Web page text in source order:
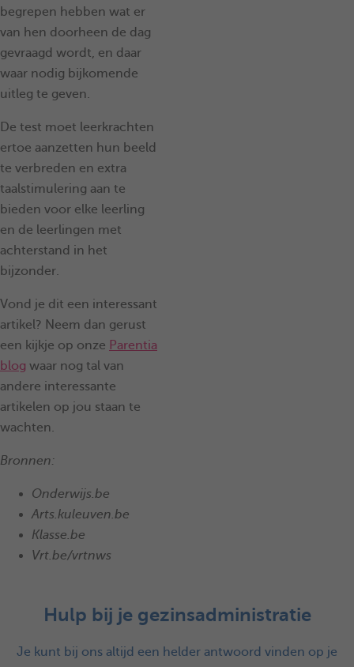
begrepen hebben wat er
van hen doorheen de dag
gevraagd wordt, en daar
waar nodig bijkomende
uitleg te geven.
De test moet leerkrachten
ertoe aanzetten hun beeld
te verbreden en extra
taalstimulering aan te
bieden voor elke leerling
en de leerlingen met
achterstand in het
bijzonder.
​​​​​​​Vond je dit een interessant
artikel? Neem dan gerust
een kijkje op onze Parentia
blog waar nog tal van
andere interessante
artikelen op jou staan te
wachten.
Bronnen:
Onderwijs.be
Arts.kuleuven.be
Klasse.be
Vrt.be/vrtnws
Hulp bij je gezinsadministratie
Je kunt bij ons altijd een helder antwoord vinden op je